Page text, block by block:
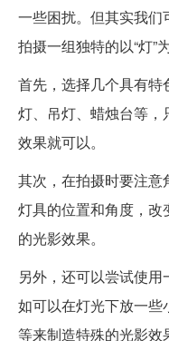
一些困扰。但其实我们
拍摄一组独特的以“灯”
首先，选择几个具有特
灯、吊灯、蜡烛台等
效果就可以。
其次，在拍摄时要注
灯具的位置和角度，
的光影效果。
另外，还可以尝试使
如可以在灯光下放一
等来制造特殊的光影效